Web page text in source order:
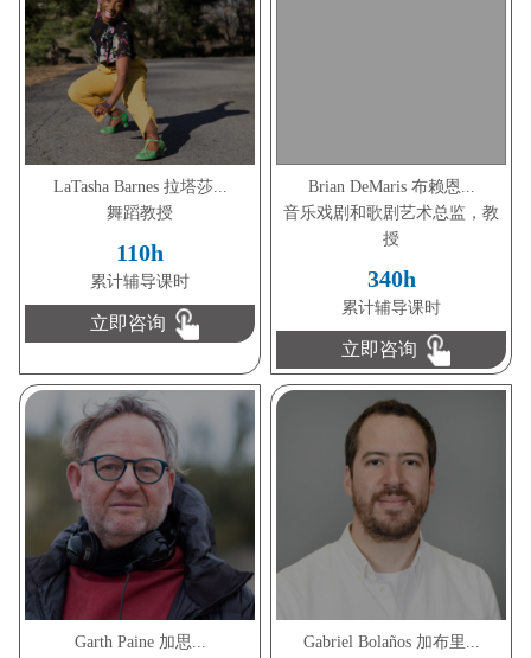
LaTasha Barnes 拉塔莎...
舞蹈教授
110h
累计辅导课时
立即咨询
Brian DeMaris 布赖恩...
音乐戏剧和歌剧艺术总监，教
授
340h
累计辅导课时
立即咨询
Garth Paine 加思...
Gabriel Bolaños 加布里...